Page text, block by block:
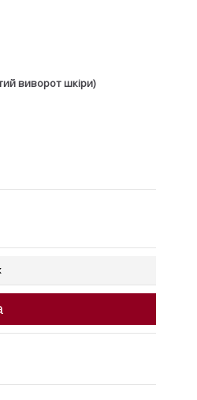
виворот шкіри)